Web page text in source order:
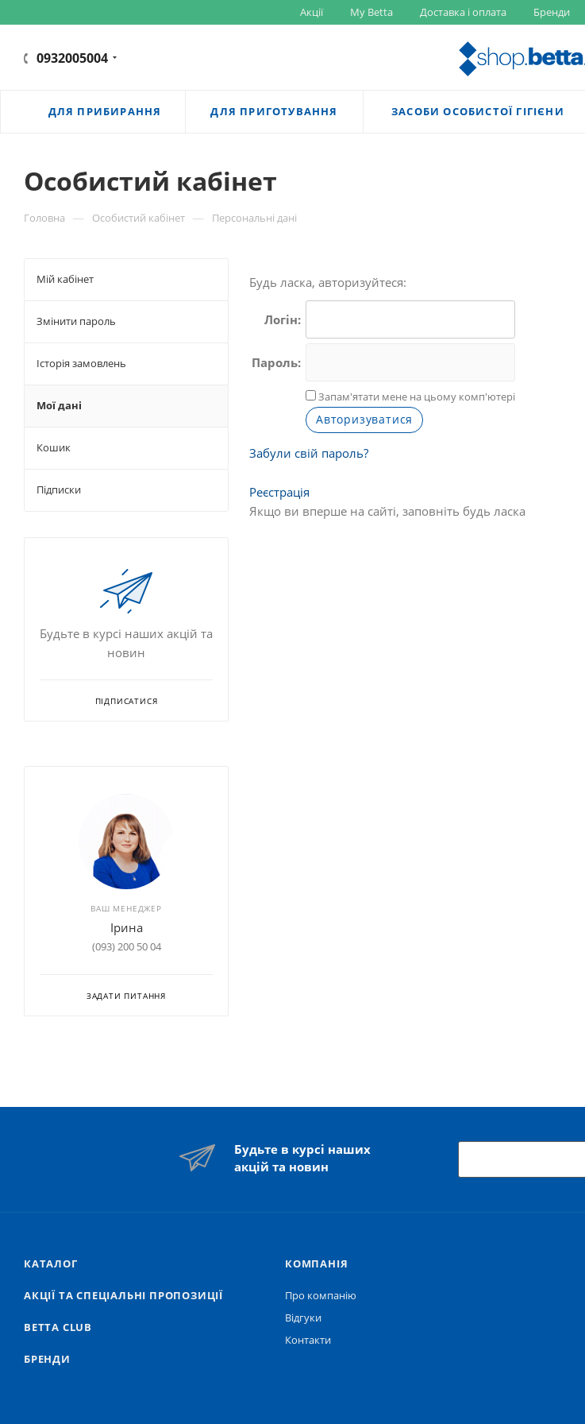
Акції My Betta Доставка і оплата Бренди
0932005004
ДЛЯ ПРИБИРАННЯ ДЛЯ ПРИГОТУВАННЯ ЗАСОБИ ОСОБИСТОЇ ГІГІЄНИ
Особистий кабінет
Головна — Особистий кабінет — Персональні дані
Будь ласка, авторизуйтеся:
Логін:
Пароль:
Запам'ятати мене на цьому комп'ютері
Забули свій пароль?
Реєстрація
Якщо ви вперше на сайті, заповніть будь ласка
Мій кабінет
Змінити пароль
Історія замовлень
Мої дані
Кошик
Підписки
Будьте в курсі наших акцій та
новин
ПІДПИСАТИСЯ
ВАШ МЕНЕДЖЕР
Ірина
(093) 200 50 04
ЗАДАТИ ПИТАННЯ
Будьте в курсі наших
акцій та новин
КАТАЛОГ
АКЦІЇ ТА СПЕЦІАЛЬНІ ПРОПОЗИЦІЇ
BETTA CLUB
БРЕНДИ
КОМПАНІЯ
Про компанію
Відгуки
Контакти